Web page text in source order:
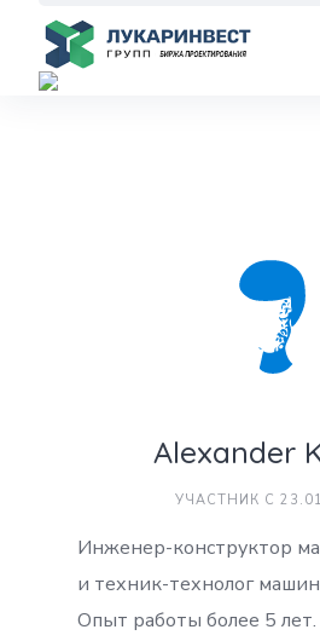
content
Alexander
УЧАСТНИК С
Инженер-конструктор
и техник-технолог
Опыт работы более 5 лет.